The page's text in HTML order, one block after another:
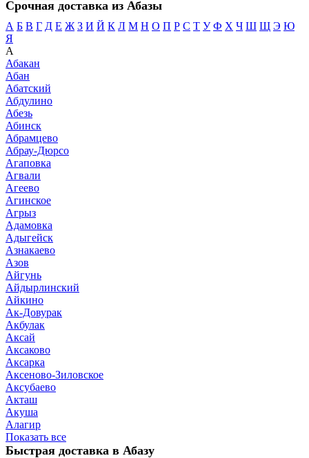
Срочная доставка из Абазы
А Б В Г Д Е Ж З И Й К Л М Н О П Р С Т У Ф Х Ч Ш Щ Э Ю
Я
А
Абакан
Абан
Абатский
Абдулино
Абезь
Абинск
Абрамцево
Абрау-Дюрсо
Агаповка
Агвали
Агеево
Агинское
Агрыз
Адамовка
Адыгейск
Азнакаево
Азов
Айгунь
Айдырлинский
Айкино
Ак-Довурак
Акбулак
Аксай
Аксаково
Аксарка
Аксеново-Зиловское
Аксубаево
Акташ
Акуша
Алагир
Показать все
Быстрая доставка в Абазу